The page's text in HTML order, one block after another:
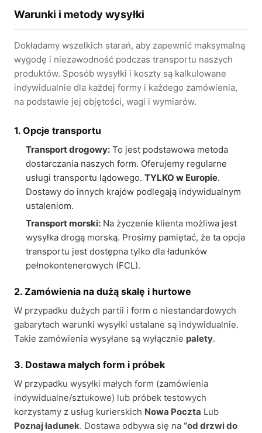
Warunki i metody wysyłki
Dokładamy wszelkich starań, aby zapewnić maksymalną
wygodę i niezawodność podczas transportu naszych
produktów. Sposób wysyłki i koszty są kalkulowane
indywidualnie dla każdej formy i każdego zamówienia,
na podstawie jej objętości, wagi i wymiarów.
1. Opcje transportu
Transport drogowy: To jest podstawowa metoda
dostarczania naszych form. Oferujemy regularne
usługi transportu lądowego. TYLKO w Europie.
Dostawy do innych krajów podlegają indywidualnym
ustaleniom.
Transport morski: Na życzenie klienta możliwa jest
wysyłka drogą morską. Prosimy pamiętać, że ta opcja
transportu jest dostępna tylko dla ładunków
pełnokontenerowych (FCL).
2. Zamówienia na dużą skalę i hurtowe
W przypadku dużych partii i form o niestandardowych
gabarytach warunki wysyłki ustalane są indywidualnie.
Takie zamówienia wysyłane są wyłącznie palety.
3. Dostawa małych form i próbek
W przypadku wysyłki małych form (zamówienia
indywidualne/sztukowe) lub próbek testowych
korzystamy z usług kurierskich Nowa Poczta Lub
Poznaj ładunek. Dostawa odbywa się na “od drzwi do